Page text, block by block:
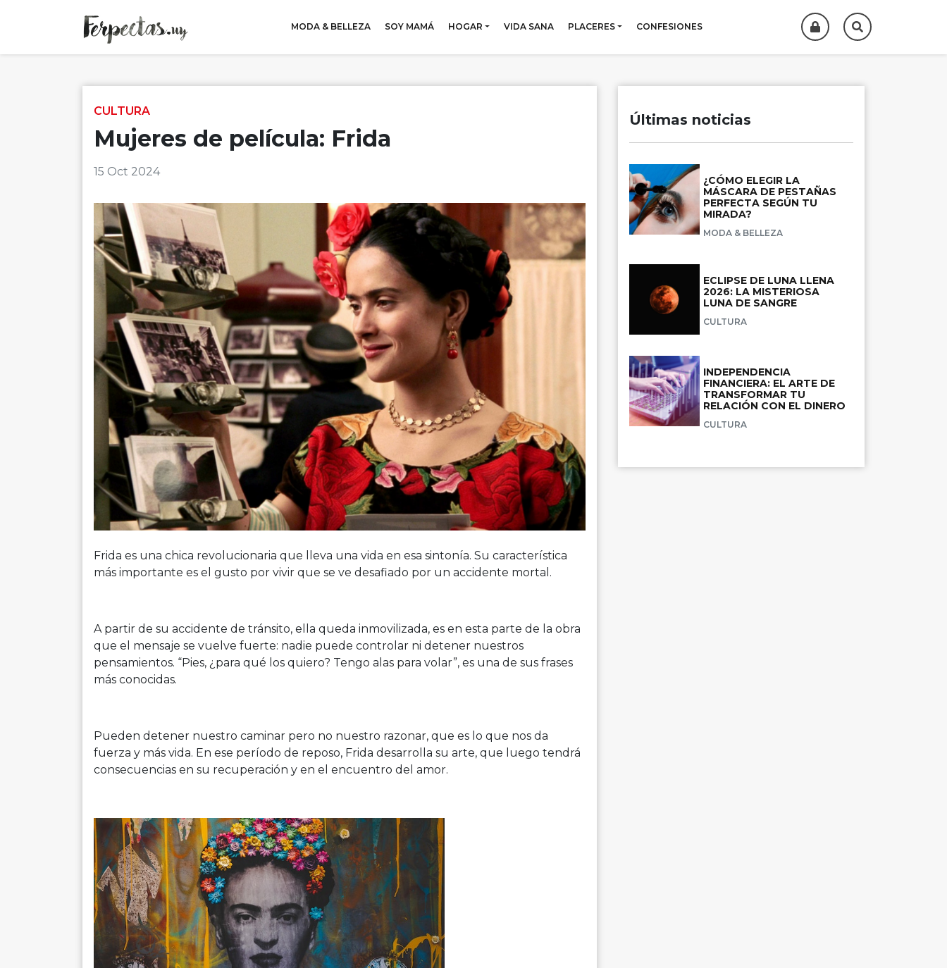
MODA & BELLEZA SOY MAMÁ HOGAR VIDA SANA PLACERES CONFESIONES
CULTURA
Mujeres de película: Frida
15 Oct 2024
Frida es una chica revolucionaria que lleva una vida en esa sintonía. Su característica
más importante es el gusto por vivir que se ve desafiado por un accidente mortal.
A partir de su accidente de tránsito, ella queda inmovilizada, es en esta parte de la obra
que el mensaje se vuelve fuerte: nadie puede controlar ni detener nuestros
pensamientos. “Pies, ¿para qué los quiero? Tengo alas para volar”, es una de sus frases
más conocidas.
Pueden detener nuestro caminar pero no nuestro razonar, que es lo que nos da
fuerza y más vida. En ese período de reposo, Frida desarrolla su arte, que luego tendrá
consecuencias en su recuperación y en el encuentro del amor.
Últimas noticias
¿CÓMO ELEGIR LA
MÁSCARA DE PESTAÑAS
PERFECTA SEGÚN TU
MIRADA?
MODA & BELLEZA
ECLIPSE DE LUNA LLENA
2026: LA MISTERIOSA
LUNA DE SANGRE
CULTURA
INDEPENDENCIA
FINANCIERA: EL ARTE DE
TRANSFORMAR TU
RELACIÓN CON EL DINERO
CULTURA